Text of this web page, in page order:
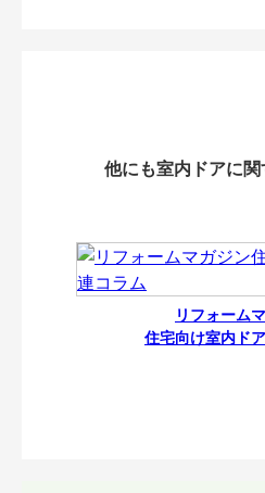
他にも室内ドアに
リフォーム
住宅向け室内ド